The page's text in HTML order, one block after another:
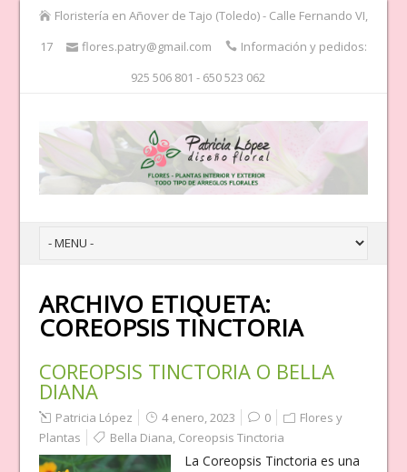
Floristería en Añover de Tajo (Toledo) - Calle Fernando VI,
17
flores.patry@gmail.com
Información y pedidos:
925 506 801 - 650 523 062
ARCHIVO ETIQUETA:
COREOPSIS TINCTORIA
COREOPSIS TINCTORIA O BELLA
DIANA
Patricia López 4 enero, 2023 0
Flores y
Plantas
Bella Diana, Coreopsis Tinctoria
La Coreopsis Tinctoria es una